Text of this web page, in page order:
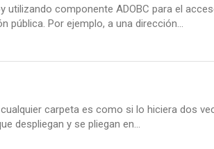
componente ADOBC para el
pública. Por ejemplo, a una dirección...
carpeta es como si lo hiciera dos
despliegan y se pliegan en...